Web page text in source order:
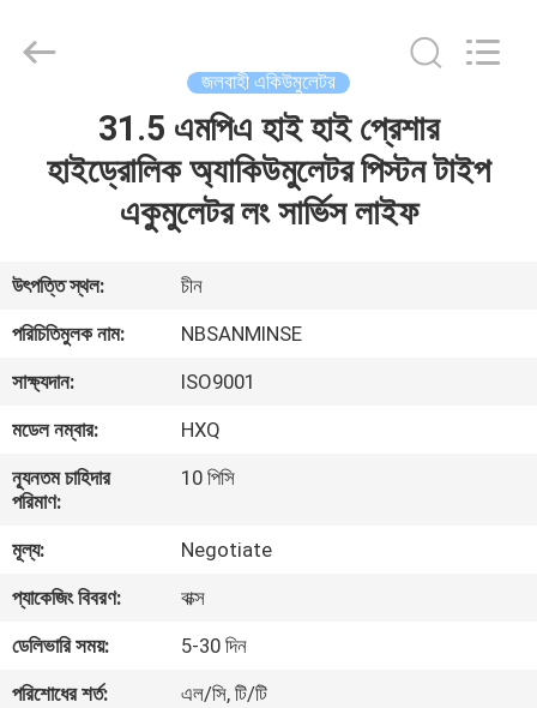
আমাদের
সম্পর্কে
কারখানা
ভ্রমণ
নিয়ন্ত্রণ
যোগাযোগ
করুন
Export
জলবাহী একিউমুলেটর
31.5 এমপিএ হাই হাই প্রেশার
হাইড্রোলিক অ্যাকিউমুলেটর পিস্টন টাইপ
একুমুলেটর লং সার্ভিস লাইফ
উৎপত্তি স্থল:
চীন
পরিচিতিমুলক নাম:
NBSANMINSE
সাক্ষ্যদান:
ISO9001
মডেল নম্বার:
HXQ
ন্যূনতম চাহিদার
পরিমাণ:
10 পিসি
মূল্য:
Negotiate
প্যাকেজিং বিবরণ:
বাক্স
ডেলিভারি সময়:
5-30 দিন
পরিশোধের শর্ত:
এল/সি, টি/টি